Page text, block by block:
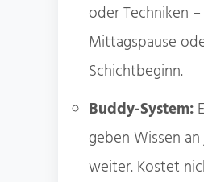
oder Techniken
Mittagspause
Schichtbeginn.
Buddy-System:
geben Wissen
weiter. Kostet